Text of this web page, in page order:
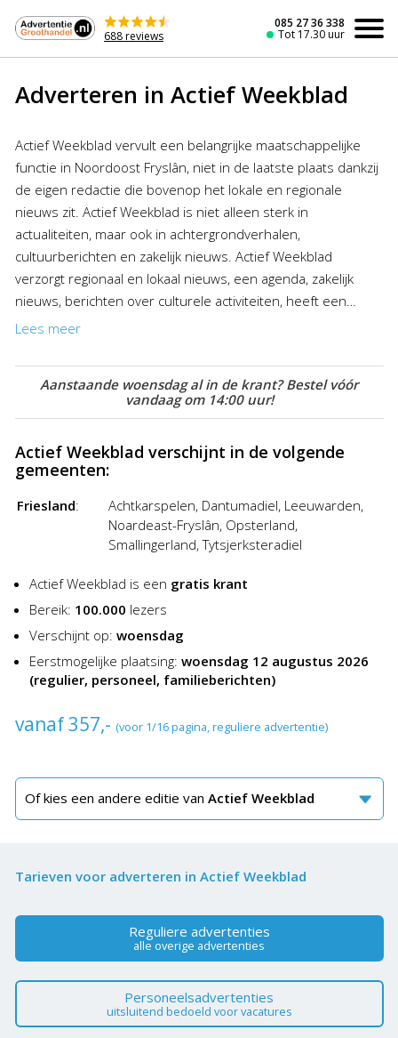
de
inhoud
688 reviews
085 27 36 338
Tot 17.30 uur
Adverteren in Actief Weekblad
Actief Weekblad vervult een belangrijke maatschappelijke
functie in Noordoost Fryslân, niet in de laatste plaats dankzij
de eigen redactie die bovenop het lokale en regionale
nieuws zit. Actief Weekblad is niet alleen sterk in
actualiteiten, maar ook in achtergrondverhalen,
cultuurberichten en zakelijk nieuws. Actief Weekblad
verzorgt regionaal en lokaal nieuws, een agenda, zakelijk
nieuws, berichten over culturele activiteiten, heeft een
uitgebreid sportoverzicht en biedt gemeentelijk en
krant zorgt ervoor dat deze trouw gelezen wordt. Actief
Weekblad verschijnt in de edities Noord, Midden en Zuid.
Wilt u adverteren in alle edities dan kunt u profiteren van de
plaatsen van een advertentie in Actief Weekblad was nog
nooit zo goedkoop en gemakkelijk!
Lees meer
Aanstaande woensdag al in de krant? Bestel vóór
vandaag om 14:00 uur!
Actief Weekblad verschijnt in de volgende
gemeenten:
Friesland:
Achtkarspelen, Dantumadiel, Leeuwarden,
Noardeast-Fryslân, Opsterland,
Smallingerland, Tytsjerksteradiel
Actief Weekblad is een gratis krant
Bereik: 100.000 lezers
Verschijnt op: woensdag
Eerstmogelijke plaatsing: woensdag 12 augustus 2026
(regulier, personeel, familieberichten)
vanaf 357,- (voor 1/16 pagina, reguliere advertentie)
Of kies een andere editie van Actief Weekblad
Tarieven voor adverteren in Actief Weekblad
Reguliere advertenties
alle overige advertenties
Personeelsadvertenties
uitsluitend bedoeld voor vacatures